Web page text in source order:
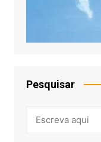
Pesquisar